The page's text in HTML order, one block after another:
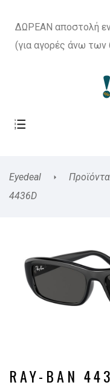
ΔΩΡΕΑΝ αποστολή
(για αγορές άνω των
Eyedeal Προϊόντα
4436D
RAY-BAN